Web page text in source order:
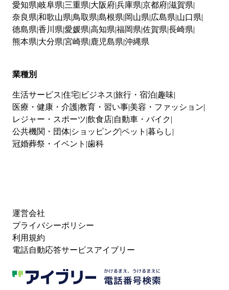
愛知県 岐阜県 三重県 大阪府兵庫県 京都府滋賀県
奈良県 和歌山県 鳥取県 島根県 岡山県 広島県 山口県
徳島県 香川県 愛媛県 高知県 福岡県 佐賀県 長崎県
熊本県 大分県 宮崎県 鹿児島県 沖縄県
業種別
生活サービス 住宅 ビジネス 旅行・宿泊 趣味
医療・健康・介護教育・習い事 美容・ファッション
レジャー・スポーツ 飲食店 自動車・バイク
公共機関・団体 ショッピングペット 暮らし
冠婚葬祭・イベント 歯科
運営会社
プライバシーポリシー
利用規約
電話自動応答サービスアイブリー